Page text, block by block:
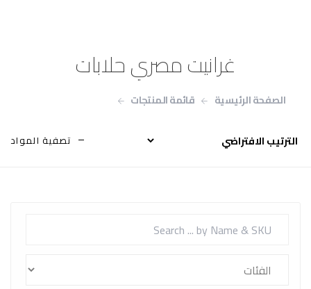
غرانيت مصري حلابات
الصفحة الرئيسية قائمة المنتجات
تصفية المواد